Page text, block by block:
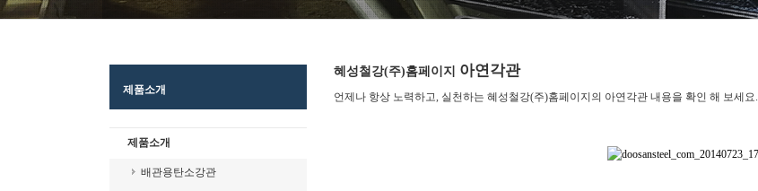
제품소개
제품소개
배관용탄소강관
혜성철강(주)홈페이지 아연각관
언제나 항상 노력하고, 실천하는 혜성철강(주)홈페이지의 아연각관 내용을 확인 해 보세요.